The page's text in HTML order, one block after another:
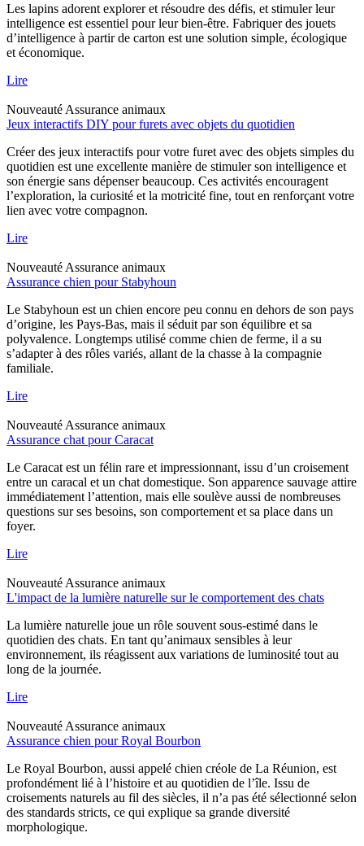
Les lapins adorent explorer et résoudre des défis, et stimuler leur
intelligence est essentiel pour leur bien-être. Fabriquer des jouets
d’intelligence à partir de carton est une solution simple, écologique
et économique.
Lire
Nouveauté Assurance animaux
Jeux interactifs DIY pour furets avec objets du quotidien
Créer des jeux interactifs pour votre furet avec des objets simples du
quotidien est une excellente manière de stimuler son intelligence et
son énergie sans dépenser beaucoup. Ces activités encouragent
l’exploration, la curiosité et la motricité fine, tout en renforçant votre
lien avec votre compagnon.
Lire
Nouveauté Assurance animaux
Assurance chien pour Stabyhoun
Le Stabyhoun est un chien encore peu connu en dehors de son pays
d’origine, les Pays-Bas, mais il séduit par son équilibre et sa
polyvalence. Longtemps utilisé comme chien de ferme, il a su
s’adapter à des rôles variés, allant de la chasse à la compagnie
familiale.
Lire
Nouveauté Assurance animaux
Assurance chat pour Caracat
Le Caracat est un félin rare et impressionnant, issu d’un croisement
entre un caracal et un chat domestique. Son apparence sauvage attire
immédiatement l’attention, mais elle soulève aussi de nombreuses
questions sur ses besoins, son comportement et sa place dans un
foyer.
Lire
Nouveauté Assurance animaux
L'impact de la lumière naturelle sur le comportement des chats
La lumière naturelle joue un rôle souvent sous-estimé dans le
quotidien des chats. En tant qu’animaux sensibles à leur
environnement, ils réagissent aux variations de luminosité tout au
long de la journée.
Lire
Nouveauté Assurance animaux
Assurance chien pour Royal Bourbon
Le Royal Bourbon, aussi appelé chien créole de La Réunion, est
profondément lié à l’histoire et au quotidien de l’île. Issu de
croisements naturels au fil des siècles, il n’a pas été sélectionné selon
des standards stricts, ce qui explique sa grande diversité
morphologique.